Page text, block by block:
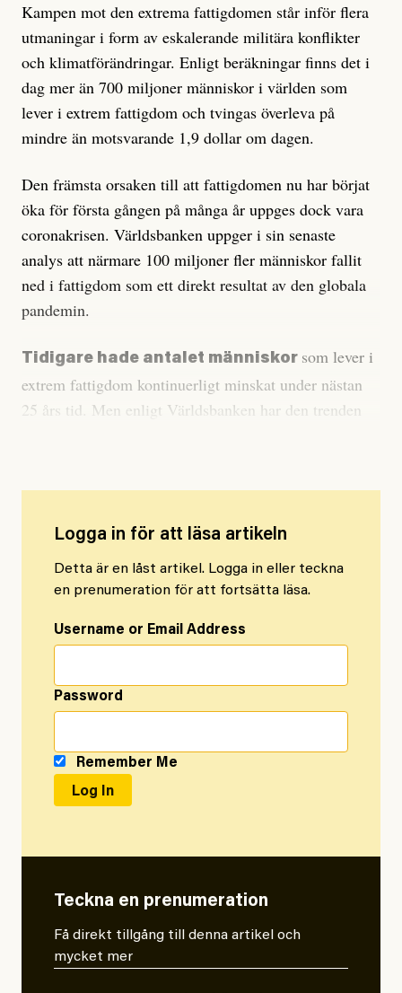
Kampen mot den extrema fattigdomen står inför flera
utmaningar i form av eskalerande militära konflikter
och klimatförändringar. Enligt beräkningar finns det i
dag mer än 700 miljoner människor i världen som
lever i extrem fattigdom och tvingas överleva på
mindre än motsvarande 1,9 dollar om dagen.
Den främsta orsaken till att fattigdomen nu har börjat
öka för första gången på många år uppges dock vara
coronakrisen. Världsbanken uppger i sin senaste
analys att närmare 100 miljoner fler människor fallit
ned i fattigdom som ett direkt resultat av den globala
pandemin.
Tidigare hade antalet människor som lever i
extrem fattigdom kontinuerligt minskat under nästan
25 års tid. Men enligt Världsbanken har den trenden
Logga in för att läsa artikeln
Detta är en låst artikel. Logga in eller teckna
en prenumeration för att fortsätta läsa.
Username or Email Address
Password
Remember Me
Teckna en prenumeration
Få direkt tillgång till denna artikel och
mycket mer